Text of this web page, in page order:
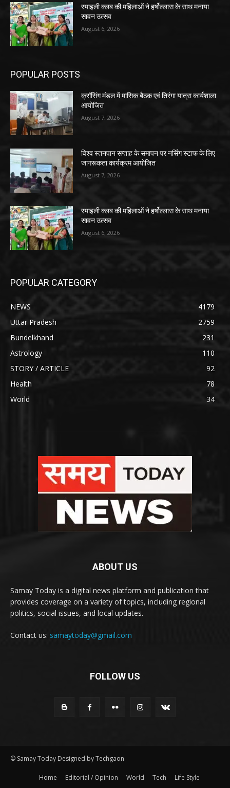
स्माइली क्लब की महिलाओं ने हर्षोल्लास के साथ मनाया
सावन उत्सव
August 6, 2026
POPULAR POSTS
क्रॉसिंग मंडल में मासिक बैठक एवं तिरंगा यात्रा कार्यशाला
आयोजित
August 7, 2026
विश्व स्तनपान सप्ताह के समापन पर नर्सिंग स्टाफ के लिए
जागरूकता कार्यक्रम आयोजित
August 7, 2026
स्माइली क्लब की महिलाओं ने हर्षोल्लास के साथ मनाया
सावन उत्सव
August 6, 2026
POPULAR CATEGORY
NEWS
4179
Uttar Pradesh
2759
Bundelkhand
231
Astrology
110
STORY / ARTICLE
92
Health
78
World
34
ABOUT US
Samay Today is a digital news platform and publication that
provides coverage on a variety of topics, including regional
politics, social issues, and local updates.
Contact us: samaytoday@gmail.com
FOLLOW US
© Samay Today Designed by Techgaon
Home Editorial / Opinion World Tech Life Style